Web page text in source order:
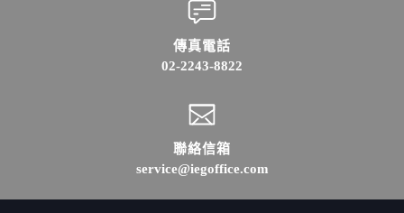
傳真電話
02-2243-8822
聯絡信箱
service@iegoffice.com